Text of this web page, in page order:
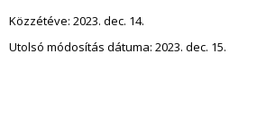
Közzétéve: 2023. dec. 14.
Utolsó módosítás dátuma: 2023. dec. 15.